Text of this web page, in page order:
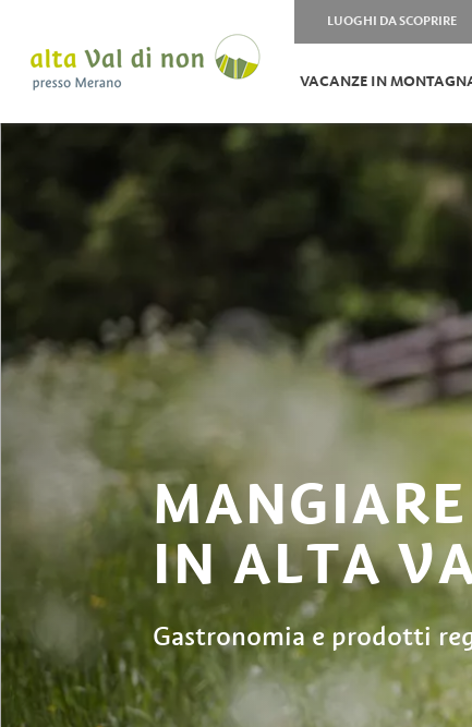
LUOGHI DA SCOPRIRE
VACANZE IN
IN ALTA
Gastronomia e prodotti